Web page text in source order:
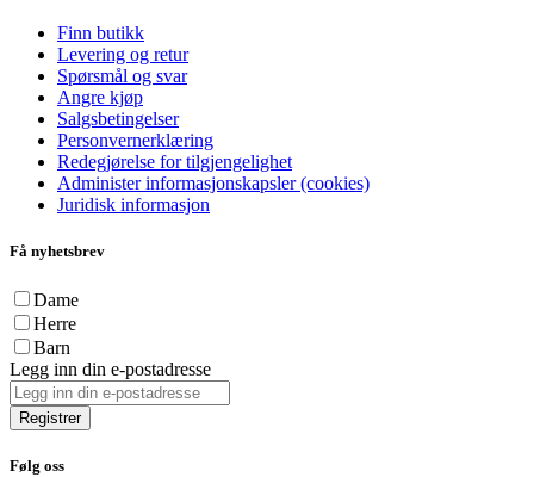
Finn butikk
Levering og retur
Spørsmål og svar
Angre kjøp
Salgsbetingelser
Personvernerklæring
Redegjørelse for tilgjengelighet
Administer informasjonskapsler (cookies)
Juridisk informasjon
Få nyhetsbrev
Dame
Herre
Barn
Legg inn din e-postadresse
Registrer
Følg oss